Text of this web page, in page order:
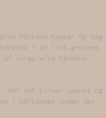
hårbånd hopper op bag
i et lidt grovere
vores wire hårbånd
Når det bliver vasket og
i hårbåndet inden det